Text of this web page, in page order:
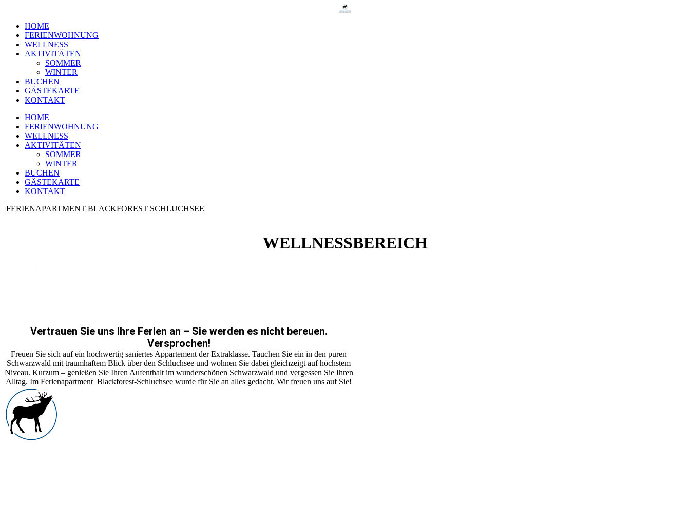
HOME
FERIEN­WOHNUNG
WELLNESS
AKTIVITÄTEN
SOMMER
WINTER
BUCHEN
GÄSTEKARTE
KONTAKT
HOME
FERIEN­WOHNUNG
WELLNESS
AKTIVITÄTEN
SOMMER
WINTER
BUCHEN
GÄSTEKARTE
KONTAKT
FERIENAPARTMENT BLACKFOREST SCHLUCHSEE
WELLNESSBE­REICH
Vertrauen Sie uns Ihre Ferien an – Sie werden es nicht bereuen.
Versprochen!
Freuen Sie sich auf ein hochwertig saniertes Appartement der Extraklasse. Tauchen Sie ein in den puren
Schwarzwald mit traumhaftem Blick über den Schluchsee und wohnen Sie dabei gleichzeigt auf höchstem
Niveau. Kurzum – genießen Sie Ihren Aufenthalt im wunderschönen Schwarzwald und vergessen Sie Ihren
Alltag. Im Ferienapartment Blackforest-Schluchsee wurde für Sie an alles gedacht. Wir freuen uns auf Sie!